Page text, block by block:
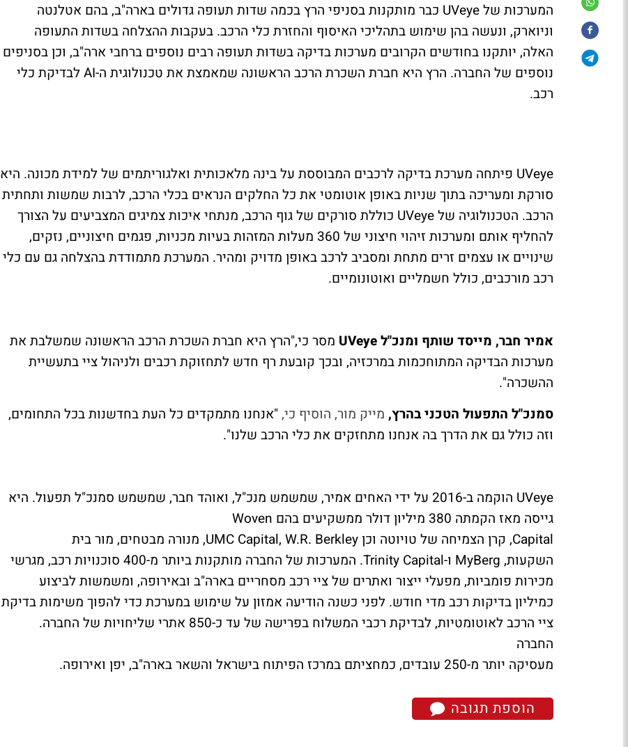
המערכות שלUVeye כבר מותקנות בסניפי הרץ בכמה שדות תעופה גדולים בארה"ב, בהם אטלנטה
וניוארק, ונעשה בהן שימוש בתהליכי האיסוף והחזרת כלי הרכב. בעקבות ההצלחה בשדות התעופה
האלה, יותקנו בחודשים הקרובים מערכות בדיקה בשדות תעופה רבים נוספים ברחבי ארה"ב, וכן בסניפים
נוספים של החברה. הרץ היא חברת השכרת הרכב הראשונה שמאמצת את טכנולוגית ה-AI לבדיקת כלי
רכב.
UVeye פיתחה מערכת בדיקה לרכבים המבוססת על בינה מלאכותית ואלגוריתמים של למידת מכונה. היא
סורקת ומעריכה בתוך שניות באופן אוטומטי את כל החלקים הנראים בכלי הרכב, לרבות שמשות ותחתית
הרכב. הטכנולוגיה שלUVeye כוללת סורקים של גוף הרכב, מנתחי איכות צמיגים המצביעים על הצורך
להחליף אותם ומערכות זיהוי חיצוני של 360 מעלות המזהות בעיות מכניות, פגמים חיצוניים, נזקים,
שינויים או עצמים זרים מתחת ומסביב לרכב באופן מדויק ומהיר. המערכת מתמודדת בהצלחה גם עם כלי
רכב מורכבים, כולל חשמליים ואוטונומיים.
אמיר חבר, מייסד שותף ומנכ"לUVeye מסר כי,"הרץ היא חברת השכרת הרכב הראשונה שמשלבת את
מערכות הבדיקה המתוחכמות במרכזיה, ובכך קובעת רף חדש לתחזוקת רכבים ולניהול ציי בתעשיית
ההשכרה".
סמנכ"ל התפעול הטכני בהרץ, מייק מור, הוסיף כי,"אנחנו מתמקדים כל העת בחדשנות בכל התחומים,
וזה כולל גם את הדרך בה אנחנו מתחזקים את כלי הרכב שלנו".
UVeye
הוקמה ב-2016 על ידי האחים אמיר, שמשמש מנכ"ל, ואוהד חבר, שמשמש סמנכ"ל תפעול. היא
גייסה מאז הקמתה 380 מיליון דולר ממשקיעים בהם
Woven
Capital, קרן הצמיחה של טויוטה וכןUMC Capital, W.R. Berkley, מנורה מבטחים, מור בית
השקעות, MyBerg ו-Trinity Capital
. המערכות של החברה מותקנות ביותר מ-400 סוכנויות רכב, מגרשי
מכירות פומביות, מפעלי ייצור ואתרים של ציי רכב מסחריים בארה"ב ובאירופה, ומשמשות לביצוע
כמיליון בדיקות רכב מדי חודש. לפני כשנה הודיעה אמזון על שימוש במערכת כדי להפוך משימות בדיקת
ציי הרכב לאוטומטיות, לבדיקת רכבי המשלוח בפרישה של עד כ-850 אתרי שליחויות של החברה.
החברה
מעסיקה יותר מ-250 עובדים, כמחציתם במרכז הפיתוח בישראל והשאר בארה"ב, יפן ואירופה.
הוספת תגובה